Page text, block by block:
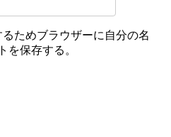
ためブラウザーに自分の名
を保存する。